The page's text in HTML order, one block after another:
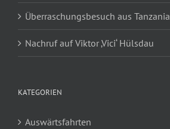
Überraschungsbesuch aus Tanzania
Nachruf auf Viktor ‚Vici‘ Hülsdau
KATEGORIEN
Auswärtsfahrten